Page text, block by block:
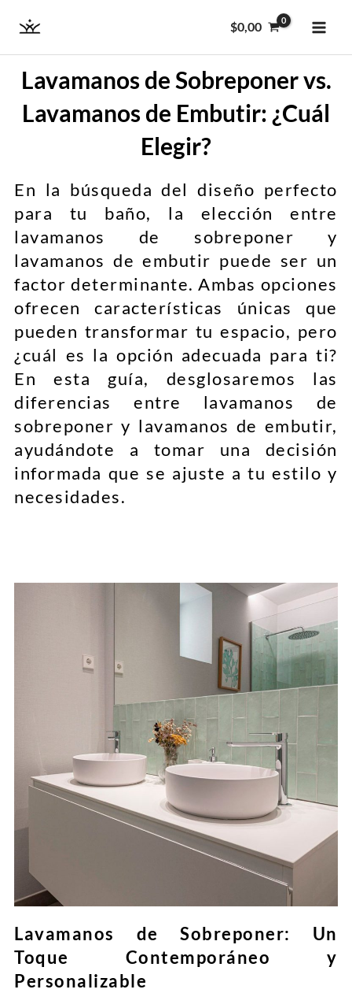
contenido
$0,00
Lavamanos de Sobreponer vs.
Lavamanos de Embutir: ¿Cuál
Elegir?
En la búsqueda del diseño perfecto
para tu baño, la elección entre
lavamanos de sobreponer y
lavamanos de embutir puede ser un
factor determinante. Ambas opciones
ofrecen características únicas que
pueden transformar tu espacio, pero
¿cuál es la opción adecuada para ti?
En esta guía, desglosaremos las
diferencias entre lavamanos de
sobreponer y lavamanos de embutir,
ayudándote a tomar una decisión
informada que se ajuste a tu estilo y
necesidades.
Lavamanos de Sobreponer: Un
Toque Contemporáneo y
Personalizable